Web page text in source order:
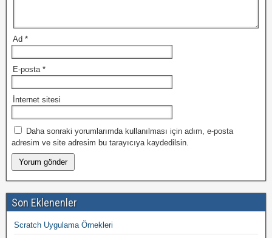
Ad *
E-posta *
İnternet sitesi
Daha sonraki yorumlarımda kullanılması için adım, e-posta
adresim ve site adresim bu tarayıcıya kaydedilsin.
Son Eklenenler
Scratch Uygulama Örnekleri